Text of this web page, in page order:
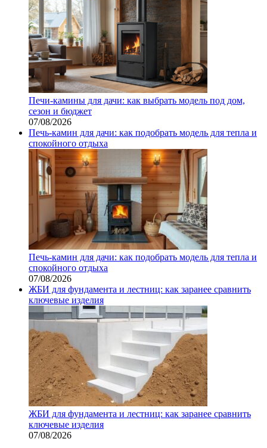
Печи-камины для дачи: как выбрать модель под дом,
сезон и бюджет
07/08/2026
Печь-камин для дачи: как подобрать модель для тепла и
спокойного отдыха
Печь-камин для дачи: как подобрать модель для тепла и
спокойного отдыха
07/08/2026
ЖБИ для фундамента и лестниц: как заранее сравнить
ключевые изделия
ЖБИ для фундамента и лестниц: как заранее сравнить
ключевые изделия
07/08/2026